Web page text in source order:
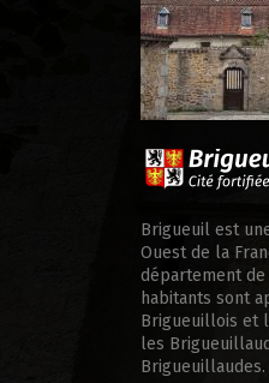
Brigueuil est
Ouest de la
département de
habitants sont
Brigueuillois et
les
Brigueuillaudes.
Paëlla –
5